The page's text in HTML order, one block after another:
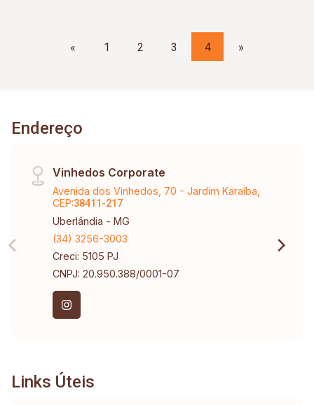
« 1 2 3 4 »
Endereço
Vinhedos Corporate
Avenida dos Vinhedos, 70 - Jardim Karaíba,
CEP:38411-217
Uberlândia - MG
(34) 3256-3003
Creci: 5105 PJ
CNPJ: 20.950.388/0001-07
Links Úteis